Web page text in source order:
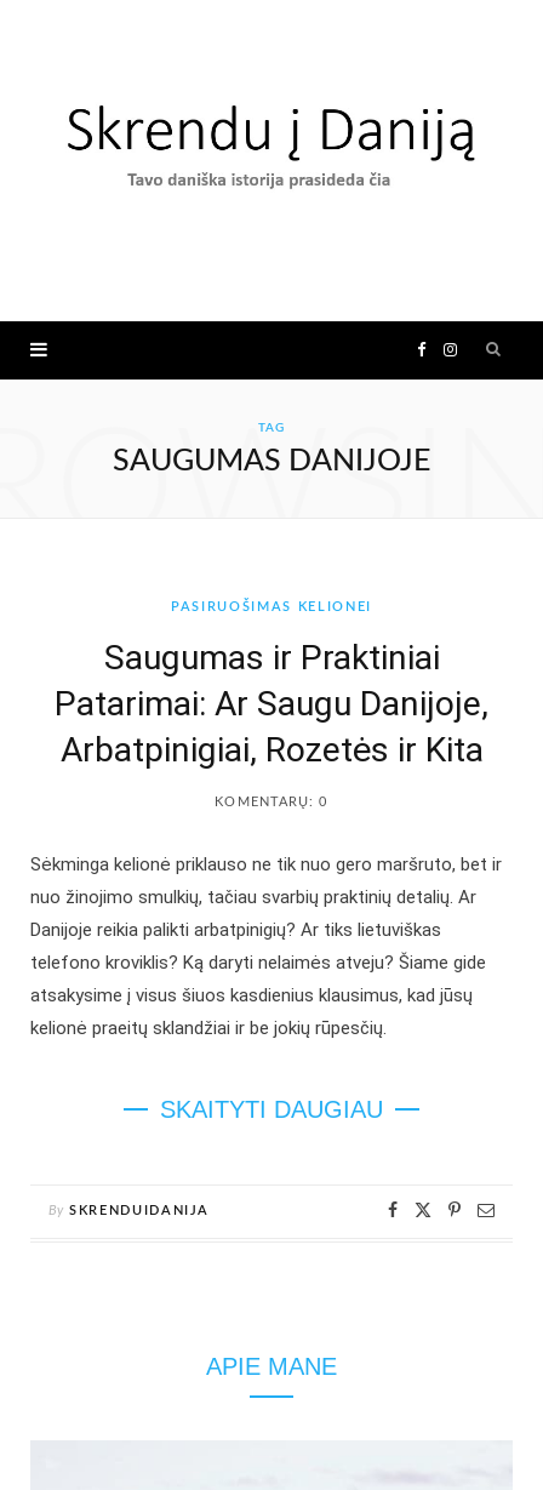
F
c
o
k
I
r
a
TAG
SAUGUMAS DANIJOJE
PASIRUOŠIMAS KELIONEI
Saugumas ir Praktiniai
Patarimai: Ar Saugu Danijoje,
Arbatpinigiai, Rozetės ir Kita
KOMENTARŲ: 0
Sėkminga kelionė priklauso ne tik nuo gero maršruto, bet ir
nuo žinojimo smulkių, tačiau svarbių praktinių detalių. Ar
Danijoje reikia palikti arbatpinigių? Ar tiks lietuviškas
telefono kroviklis? Ką daryti nelaimės atveju? Šiame gide
atsakysime į visus šiuos kasdienius klausimus, kad jūsų
kelionė praeitų sklandžiai ir be jokių rūpesčių.
SKAITYTI DAUGIAU
By SKRENDUIDANIJA
APIE MANE